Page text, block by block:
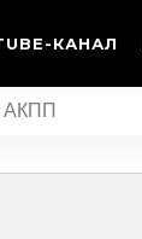
КАНАЛ
АКПП